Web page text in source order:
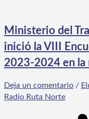
Ministerio del
inició la VIII
2023-2024 en la
Deja un comentario /
Radio Ruta Norte